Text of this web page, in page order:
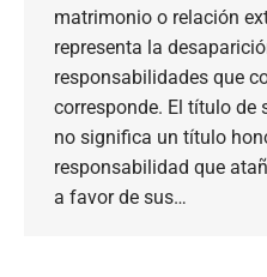
matrimonio o relación
representa la
responsabilidades que
corresponde. El título de
no significa un título
responsabilidad que
a favor de sus…